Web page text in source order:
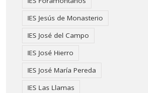
IES Jesús de Monasterio
IES José del Campo
IES José Hierro
IES José María Pereda
IES Las Llamas